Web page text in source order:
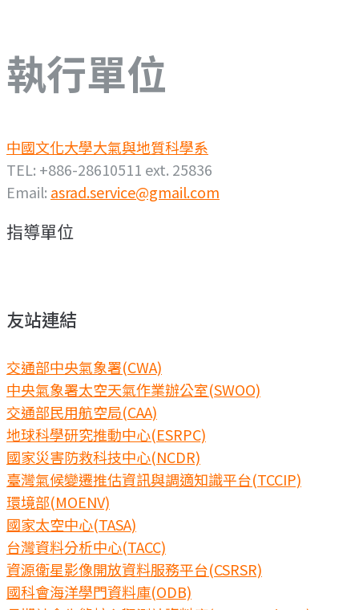
執行單位
中國文化大學大氣與地質科學系
TEL: +886-28610511 ext. 25836
Email: asrad.service@gmail.com
指導單位
友站連結
交通部中央氣象署(CWA)
中央氣象署太空天氣作業辦公室(SWOO)
交通部民用航空局(CAA)
地球科學研究推動中心(ESRPC)
國家災害防救科技中心(NCDR)
臺灣氣候變遷推估資訊與調適知識平台(TCCIP)
環境部(MOENV)
國家太空中心(TASA)
台灣資料分析中心(TACC)
資源衛星影像開放資料服務平台(CSRSR)
國科會海洋學門資料庫(ODB)